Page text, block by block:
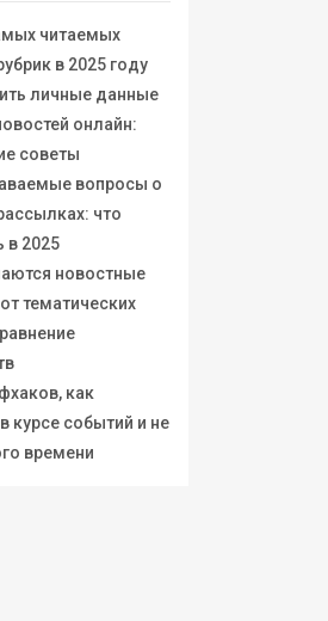
читаемых
в 2025 году
личные данные
онлайн:
советы
вопросы о
что
в 2025
новостные
тематических
как
курсе событий и не
времени